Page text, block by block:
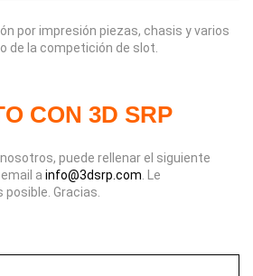
por impresión piezas, chasis y varios
de la competición de slot.
CON 3D SRP
puede rellenar el siguiente
a info@3dsrp.com . Le
Gracias.